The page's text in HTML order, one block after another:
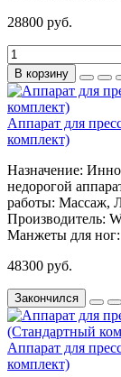
28800 руб.
В корзину
Аппарат для
комплект)
Назначение:
недорогой
работы: Массаж,
Производитель:
Манжеты для ног:
48300 руб.
Закончился
Аппарат для
комплект)